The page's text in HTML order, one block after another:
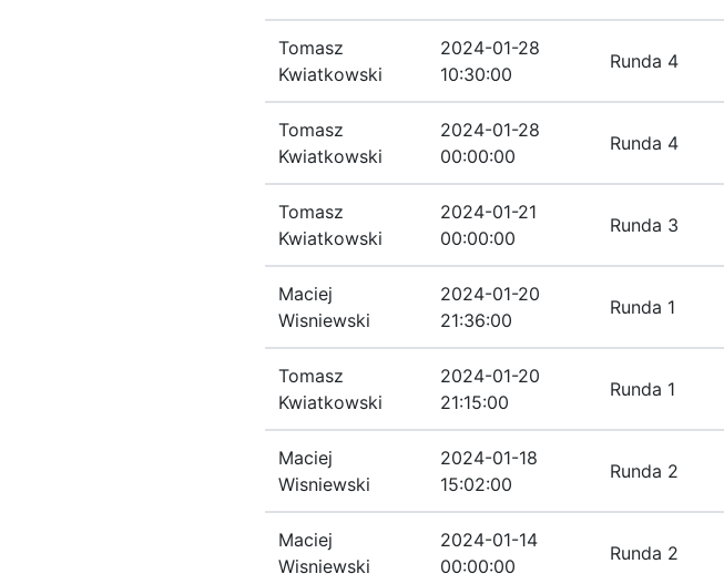
Tomasz
Kwiatkowski
2024-01-28
10:30:00
Runda 4
Tomasz
Kwiatkowski
2024-01-28
00:00:00
Runda 4
Tomasz
Kwiatkowski
2024-01-21
00:00:00
Runda 3
Maciej
Wisniewski
2024-01-20
21:36:00
Runda 1
Tomasz
Kwiatkowski
2024-01-20
21:15:00
Runda 1
Maciej
Wisniewski
2024-01-18
15:02:00
Runda 2
Maciej
Wisniewski
2024-01-14
00:00:00
Runda 2